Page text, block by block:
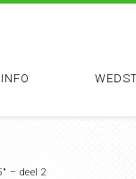
INFO
– deel 2